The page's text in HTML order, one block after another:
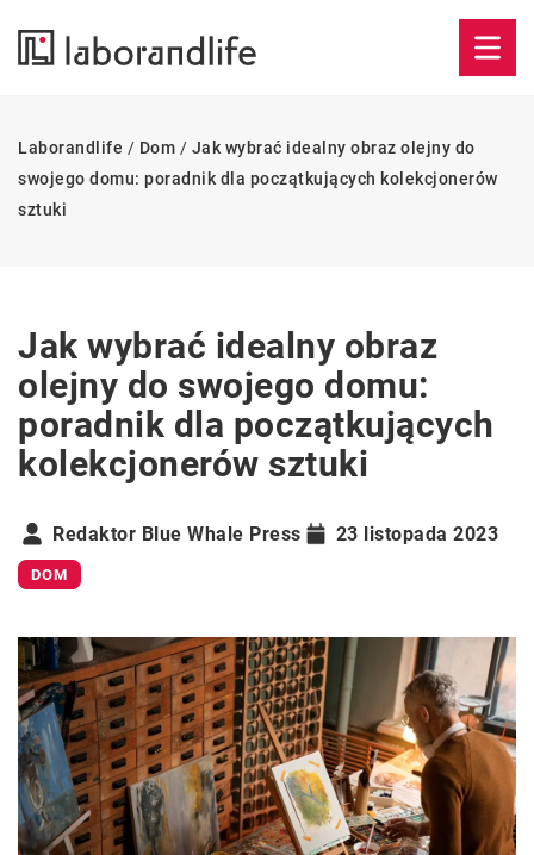
Laborandlife / Dom / Jak wybrać idealny obraz olejny do
swojego domu: poradnik dla początkujących kolekcjonerów
sztuki
Jak wybrać idealny obraz
olejny do swojego domu:
poradnik dla początkujących
kolekcjonerów sztuki
Redaktor Blue Whale Press 23 listopada 2023
DOM